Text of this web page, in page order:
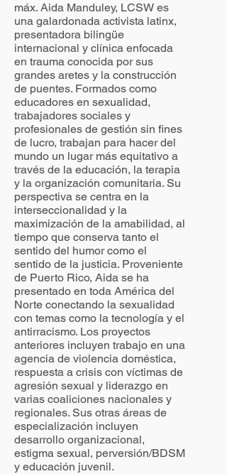
máx. Aida Manduley, LCSW es
una galardonada activista latinx,
presentadora bilingüe
internacional y clínica enfocada
en trauma conocida por sus
grandes aretes y la construcción
de puentes. Formados como
educadores en sexualidad,
trabajadores sociales y
profesionales de gestión sin fines
de lucro, trabajan para hacer del
mundo un lugar más equitativo a
través de la educación, la terapia
y la organización comunitaria. Su
perspectiva se centra en la
interseccionalidad y la
maximización de la amabilidad, al
tiempo que conserva tanto el
sentido del humor como el
sentido de la justicia. Proveniente
de Puerto Rico, Aida se ha
presentado en toda América del
Norte conectando la sexualidad
con temas como la tecnología y el
antirracismo. Los proyectos
anteriores incluyen trabajo en una
agencia de violencia doméstica,
respuesta a crisis con víctimas de
agresión sexual y liderazgo en
varias coaliciones nacionales y
regionales. Sus otras áreas de
especialización incluyen
desarrollo organizacional,
estigma sexual, perversión/BDSM
y educación juvenil.